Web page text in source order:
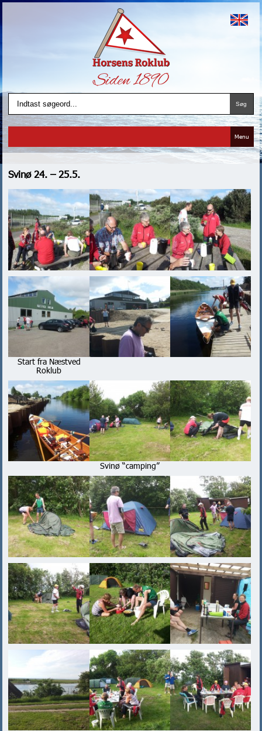
Menu
Svinø 24. – 25.5.
Start fra Næstved
Roklub
Svinø “camping”